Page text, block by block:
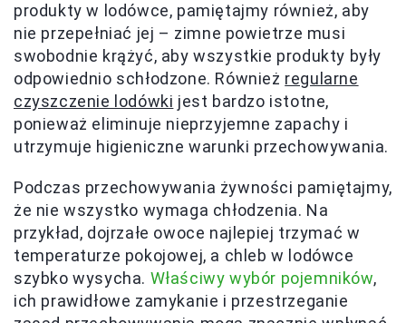
produkty w lodówce, pamiętajmy również, aby
nie przepełniać jej – zimne powietrze musi
swobodnie krążyć, aby wszystkie produkty były
odpowiednio schłodzone. Również regularne
czyszczenie lodówki jest bardzo istotne,
ponieważ eliminuje nieprzyjemne zapachy i
utrzymuje higieniczne warunki przechowywania.
Podczas przechowywania żywności pamiętajmy,
że nie wszystko wymaga chłodzenia. Na
przykład, dojrzałe owoce najlepiej trzymać w
temperaturze pokojowej, a chleb w lodówce
szybko wysycha. Właściwy wybór pojemników,
ich prawidłowe zamykanie i przestrzeganie